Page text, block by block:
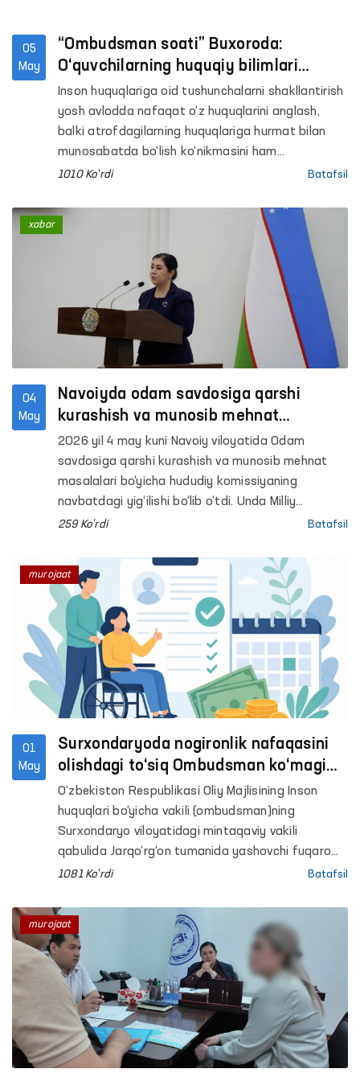
05
May
“Ombudsman soati” Buxoroda:
O‘quvchilarning huquqiy bilimlari
mustahkamlanmoqda
Inson huquqlariga oid tushunchalarni shakllantirish
yosh avlodda nafaqat o‘z huquqlarini anglash,
balki atrofdagilarning huquqlariga hurmat bilan
munosabatda bo‘lish ko‘nikmasini ham
rivojlantiradi. Shu maqsadda mamlakatimizdagi
“Ombudsman soati” mashg‘ulotlari tizimli ravishda
yo‘lga qo‘yilmoqda.
1010 Ko'rdi Batafsil
04
May
Navoiyda odam savdosiga qarshi
kurashish va munosib mehnat
masalalari muhokama qilindi
2026 yil 4 may kuni Navoiy viloyatida Odam
savdosiga qarshi kurashish va munosib mehnat
masalalari bo‘yicha hududiy komissiyaning
navbatdagi yig‘ilishi bo‘lib o‘tdi. Unda Milliy
komissiya aʼzosi — Oliy Majlisning Inson huquqlari
hududiy komissiya aʼzolari, huquqni muhofaza
qiluvchi organlar, tegishli idora va tashkilotlar
hamda ommaviy axborot vositalari vakillari
ishtirok etdi.
259 Ko'rdi Batafsil
xabar
01
May
Surxondaryoda nogironlik nafaqasini
olishdagi to‘siq Ombudsman ko‘magi
bilan bartaraf etildi
O‘zbekiston Respublikasi Oliy Majlisining Inson
huquqlari bo‘yicha vakili (ombudsman)ning
Surxondaryo viloyatidagi mintaqaviy vakili
qabulida Jarqo‘rg‘on tumanida yashovchi fuqaro
B.E. farzandining nogironligini uzaytirish va
murojaat qildi.
1081 Ko'rdi Batafsil
murojaat
murojaat